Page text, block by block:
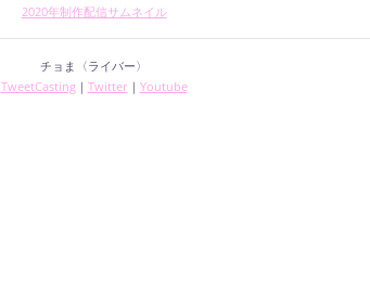
2020年制作配信サムネイル
チョま〈ライバー〉
TweetCasting｜ Twitter ｜ Youtube